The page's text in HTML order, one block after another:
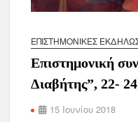
ΕΠΙΣΤΗΜΟΝΙΚΈΣ
Επιστημονική
Διαβήτης”, 22-
15 Ιουνίου 2018